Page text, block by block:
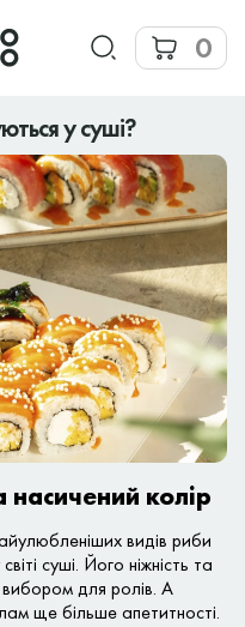
0
у суші?
насичений колір
видів риби
суші. Його ніжність та
для ролів. А
ще більше апетитності.